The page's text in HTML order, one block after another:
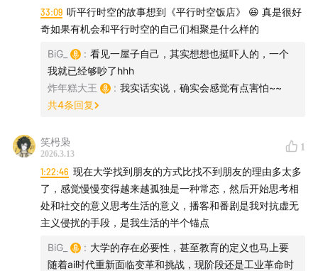
33:09 听平行时空的故事想到《平行时空饭店》 😆 真是很好
奇如果有机会和平行时空的自己们相聚是什么样的
BiG_ : 看见一屋子自己，其实想想也挺吓人的，一个
我就已经够吵了hhh
炸年糕大王
: 我实话实说，确实会感觉有点害怕~~
共4条回复
笑枵枭
2026.3.13
1
1:22:46 现在大学找到朋友的方式比找不到朋友的理由多太多
了，感觉慢慢变得越来越孤独是一种常态，然后开始思考相
处和社交的意义思考生活的意义，播客和番剧是我对抗虚无
主义侵扰的手段，是我生活的半个锚点
BiG_ : 大学的存在必要性，甚至教育的定义也马上要
随着ai时代重新面临变革和挑战，现阶段还是工业革命时